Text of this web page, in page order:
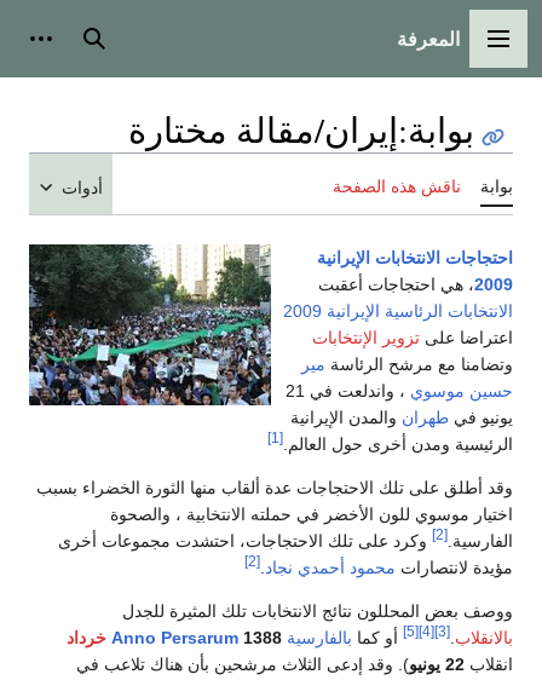
القائمة الرئيسية
المعرفة بحث
بوابة:إيران/مقالة مختارة
بوابة ناقش هذه الصفحة أدوات
احتجاجات الانتخابات الإيرانية
2009، هي احتجاجات أعقبت
الانتخابات الرئاسية الإيرانية 2009
اعتراضا على تزوير الإنتخابات
وتضامنا مع مرشح الرئاسة مير
حسين موسوي
، واندلعت في 21
يونيو في طهران والمدن الإيرانية
الرئيسية ومدن أخرى حول العالم. [1]
وقد أطلق على تلك الاحتجاجات عدة ألقاب منها الثورة الخضراء بسبب
اختيار موسوي للون الأخضر في حملته الانتخابية ، والصحوة
الفارسية. [2]
وكرد على تلك الاحتجاجات، احتشدت مجموعات أخرى
مؤيدة لانتصارات محمود أحمدي نجاد [2]
ووصف بعض المحللون نتائج الانتخابات تلك المثيرة للجدل
بالانقلاب [3]
[4]
[5] أو كما بالفارسية Anno Persarum 1388
خرداد
انقلاب
). وقد إدعى الثلاث مرشحين بأن هناك تلاعب في